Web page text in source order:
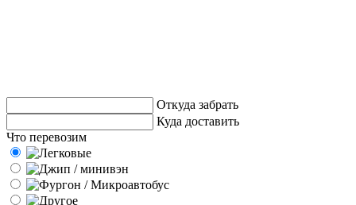
Откуда забрать
Куда доставить
Что перевозим